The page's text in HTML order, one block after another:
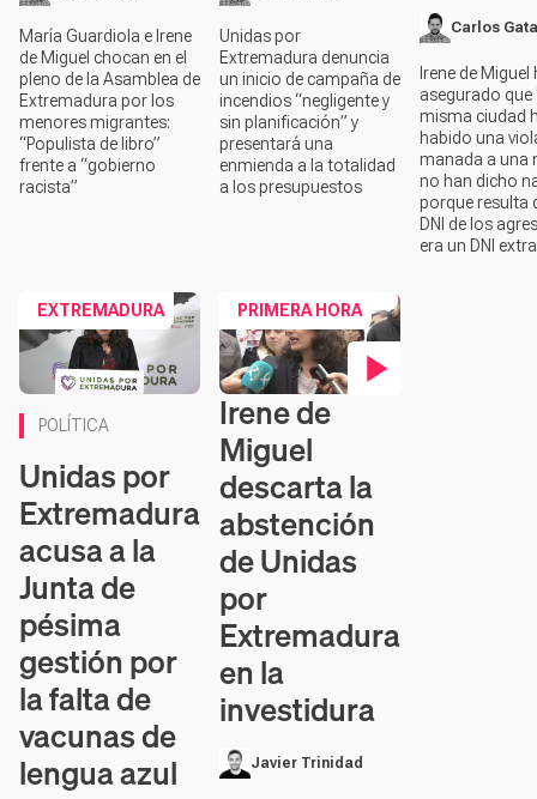
María Guardiola e Irene
de Miguel chocan en el
pleno de la Asamblea de
Extremadura por los
menores migrantes:
“Populista de libro”
frente a “gobierno
racista”
Unidas por
Extremadura denuncia
un inicio de campaña de
incendios “negligente y
sin planificación” y
presentará una
enmienda a la totalidad
a los presupuestos
Carlos Gata
Irene de Miguel
asegurado que
misma ciudad
habido una
manada a una
no han dicho
porque resulta
DNI de los
era un DNI
EXTREMADURA
POLÍTICA
Unidas por
Extremadura
acusa a la
Junta de
pésima
gestión por
la falta de
vacunas de
lengua azul
PRIMERA HORA
Contenido en vídeo
Irene de
Miguel
descarta la
abstención
de Unidas
por
Extremadura
en la
investidura
Javier Trinidad